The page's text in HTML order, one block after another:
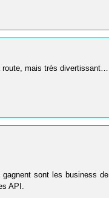
route, mais très divertissant…
sont les business de
API.